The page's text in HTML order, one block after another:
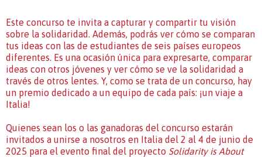
Este concurso te invita a capturar y compartir tu visión
sobre la solidaridad. Además, podrás ver cómo se comparan
tus ideas con las de estudiantes de seis países europeos
diferentes. Es una ocasión única para expresarte, comparar
ideas con otros jóvenes y ver cómo se ve la solidaridad a
través de otros lentes. Y, como se trata de un concurso, hay
un premio dedicado a un equipo de cada país: ¡un viaje a
Italia!
Quienes sean los o las ganadoras del concurso estarán
invitados a unirse a nosotros en Italia del 2 al 4 de junio de
2025 para el evento final del proyecto Solidarity is About